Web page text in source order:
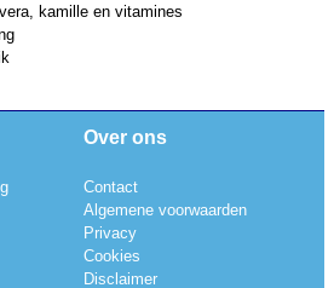
kamille en vitamines
Over ons
Contact
Algemene voorwaarden
Privacy
Cookies
Disclaimer